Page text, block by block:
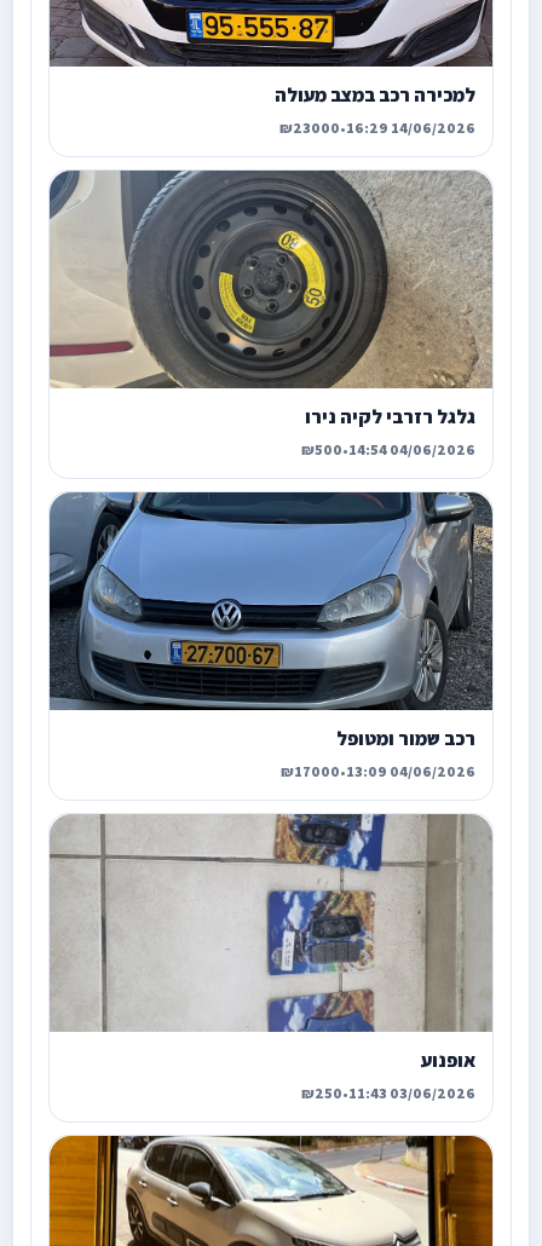
למכירה רכב במצב מעולה
14/06/2026 16:29
•
₪23000
גלגל רזרבי לקיה נירו
04/06/2026 14:54
•
₪500
רכב שמור ומטופל
04/06/2026 13:09
•
₪17000
אופנוע
03/06/2026 11:43
•
₪250